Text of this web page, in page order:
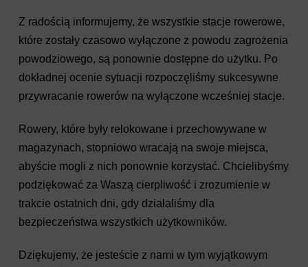
Z radością informujemy, że wszystkie stacje rowerowe,
które zostały czasowo wyłączone z powodu zagrożenia
powodziowego, są ponownie dostępne do użytku. Po
dokładnej ocenie sytuacji rozpoczęliśmy sukcesywne
przywracanie rowerów na wyłączone wcześniej stacje.
Rowery, które były relokowane i przechowywane w
magazynach, stopniowo wracają na swoje miejsca,
abyście mogli z nich ponownie korzystać. Chcielibyśmy
podziękować za Waszą cierpliwość i zrozumienie w
trakcie ostatnich dni, gdy działaliśmy dla
bezpieczeństwa wszystkich użytkowników.
Dziękujemy, że jesteście z nami w tym wyjątkowym